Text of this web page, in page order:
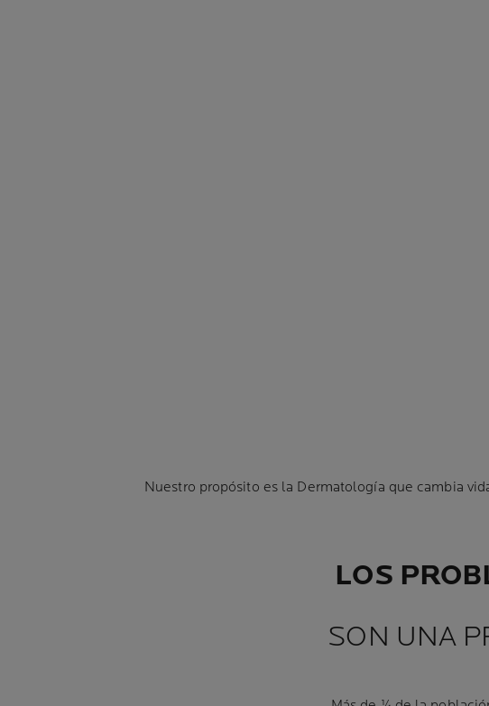
Nuestro propósito es la Dermatología que cambia
LOS
SON UNA